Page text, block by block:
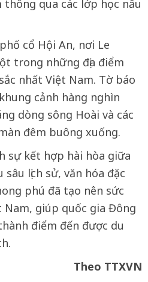
qua các lớp học nấu
cổ Hội An, nơi Le
trong những địa điểm
nhất Việt Nam. Tờ báo
cảnh hàng nghìn
dòng sông Hoài và các
đêm buông xuống.
sự kết hợp hài hòa giữa
lịch sử, văn hóa đặc
phú đã tạo nên sức
Nam, giúp quốc gia Đông
điểm đến được du
Theo TTXVN